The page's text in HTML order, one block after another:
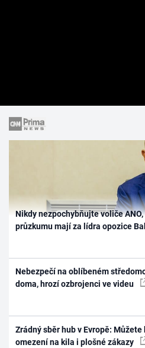
Nikdy nezpochybňujte voliče
průzkumu mají za lídra opozice
Nebezpečí na oblíbeném
doma, hrozí ozbrojenci ve videu
Zrádný sběr hub v Evropě:
omezení na kila i plošné zákazy